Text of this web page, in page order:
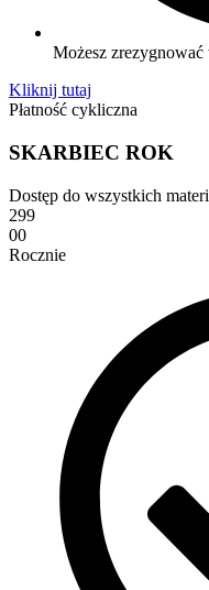
Możesz
Kliknij tutaj
Płatność cykliczna
SKARBIEC ROK
Dostęp do wszystkich
299
00
Rocznie